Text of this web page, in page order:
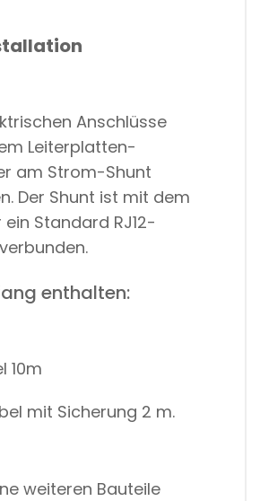
Anschlüsse
Leiterplatten-
am Strom-Shunt
Der Shunt ist mit dem
Standard RJ12-
enthalten:
10m
mit Sicherung 2 m.
weiteren Bauteile